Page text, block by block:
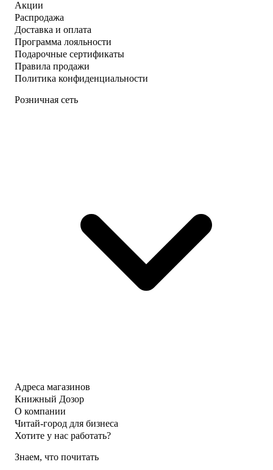
Акции
Распродажа
Доставка и оплата
Программа лояльности
Подарочные сертификаты
Правила продажи
Политика конфиденциальности
Розничная сеть
Адреса магазинов
Книжный Дозор
О компании
Читай-город для бизнеса
Хотите у нас работать?
Знаем, что почитать